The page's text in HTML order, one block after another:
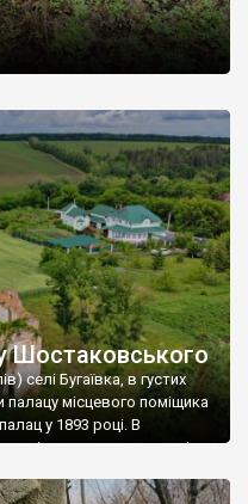
Шостаковського
селі Бугаївка, в густих
палацу місцевого поміщика
у 1893 році. В
містилася школа, потім
лікарню. Коли із